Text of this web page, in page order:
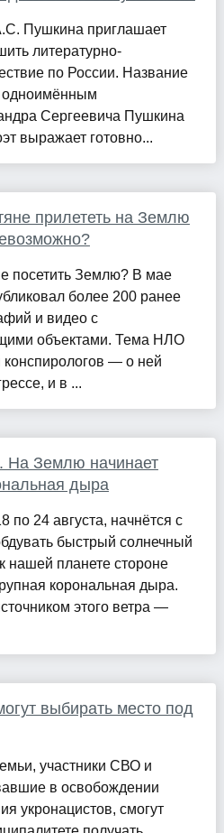
Пушкина приглашает
литературно-
по России. Название
одноимённым
Сергеевича Пушкина
выражает готовно...
прилететь на Землю
посетить Землю? В мае
более 200 ранее
и видео с
объектами. Тема НЛО
конспирологов — о ней
и в ...
На Землю начинает
дыра
24 августа, начнётся с
быстрый солнечный
нашей планете стороне
корональная дыра.
этого ветра —
выбирать место под
участники СВО и
в освобождении
укронацистов, смогут